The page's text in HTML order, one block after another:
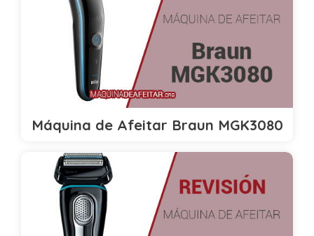
Máquina de Afeitar Braun MGK3080